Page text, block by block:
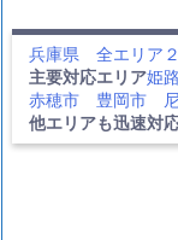
兵庫県 全エリア
主要対応エリア姫
赤穂市
豊岡市
他エリアも迅速対